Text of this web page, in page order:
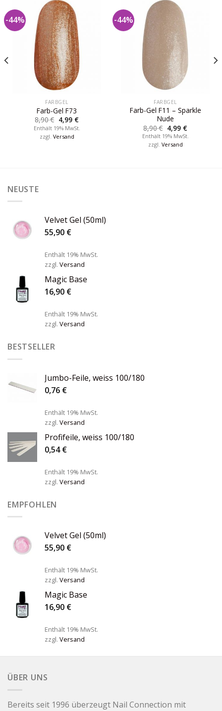
-44%
FARBGEL
Farb-Gel F73
8,90€ 4,99 €
Enthält 19% MwSt.
zzgl. Versand
-44%
FARBGEL
Farb-Gel F11 – Sparkle
Nude
8,90€ 4,99 €
Enthält 19% MwSt.
zzgl. Versand
NEUSTE
Velvet Gel (50ml)
55,90 €
Enthält 19% MwSt.
zzgl. Versand
Magic Base
16,90 €
Enthält 19% MwSt.
zzgl. Versand
BESTSELLER
Jumbo-Feile, weiss 100/180
0,76 €
Enthält 19% MwSt.
zzgl. Versand
Profifeile, weiss 100/180
0,54€
Enthält 19% MwSt.
zzgl. Versand
EMPFOHLEN
Velvet Gel (50ml)
55,90 €
Enthält 19% MwSt.
zzgl. Versand
Magic Base
16,90 €
Enthält 19% MwSt.
zzgl. Versand
ÜBER UNS
Bereits seit 1996 überzeugt Nail Connection mit